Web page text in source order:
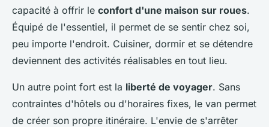
capacité à offrir le confort d'une maison sur roues.
Équipé de l'essentiel, il permet de se sentir chez soi,
peu importe l'endroit. Cuisiner, dormir et se détendre
deviennent des activités réalisables en tout lieu.
Un autre point fort est la liberté de voyager. Sans
contraintes d'hôtels ou d'horaires fixes, le van permet
de créer son propre itinéraire. L'envie de s'arrêter